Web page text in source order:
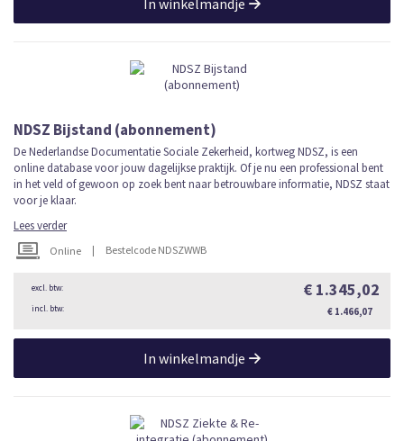
In winkelmandje
NDSZ Bijstand (abonnement)
De Nederlandse Documentatie Sociale Zekerheid, kortweg NDSZ, is een
online database voor jouw dagelijkse praktijk. Of je nu een professional bent
in het veld of gewoon op zoek bent naar betrouwbare informatie, NDSZ staat
voor je klaar.
Lees verder
Online | Bestelcode NDSZWWB
€ 1.345,02
€ 1.466,07
In winkelmandje